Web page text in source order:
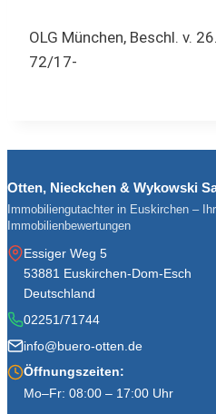
OLG München, Beschl. v.
72/17-
Otten, Nieckchen & Wykowski
Immobiliengutachter in Euskirchen –
Immobilienbewertungen
Essiger Weg 5
53881 Euskirchen-Dom-Esch
Deutschland
02251/71744
info@buero-otten.de
Öffnungszeiten:
Mo–Fr: 08:00 – 17:00 Uhr